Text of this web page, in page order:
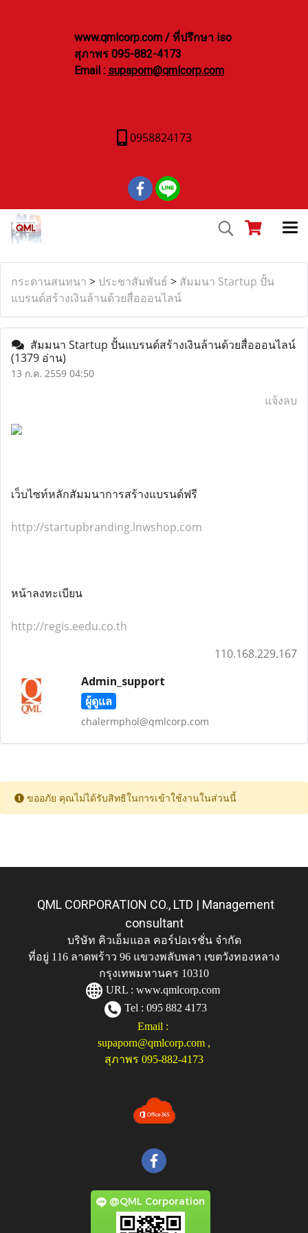
www.qmlcorp.com / ที่ปรึกษา iso
สุภาพร 095-882-4173
Email : supaporn@qmlcorp.com
0958824173
กระดานสนทนา > ประชาสัมพันธ์ > สัมมนา Startup ปั้น
แบรนด์สร้างเงินล้านด้วยสื่อออนไลน์
สัมมนา Startup ปั้นแบรนด์สร้างเงินล้านด้วยสื่อออนไลน์
(1379 อ่าน)
13 ก.ค. 2559 04:50
แจ้งลบ
เว็บไซท์หลักสัมมนาการสร้างแบรนด์ฟรี
http://startupbranding.lnwshop.com
หน้าลงทะเบียน
http://regis.eedu.co.th
110.168.229.167
Admin_support
ผู้ดูแล
chalermphol@qmlcorp.com
ขออภัย คุณไม่ได้รับสิทธิในการเข้าใช้งานในส่วนนี้
QML CORPORATION CO., LTD | Management
consultant
บริษัท คิวเอ็มแอล คอร์ปอเรชั่น จำกัด
ที่อยู่ 116 ลาดพร้าว 96 แขวงพลับพลา เขตวังทองหลาง
กรุงเทพมหานคร 10310
URL : www.qmlcorp.com
Tel : 095 882 4173
Email :
supaporn@qmlcorp.com ,
สุภาพร 095-882-4173
@QML Corporation